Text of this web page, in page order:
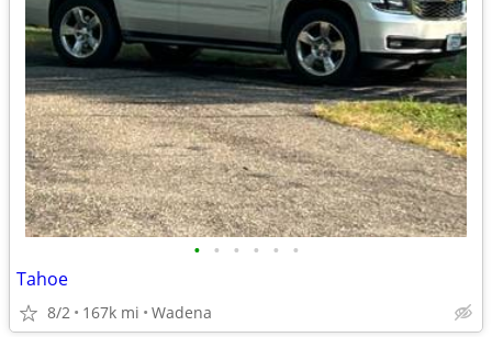
• • • • • •
Tahoe
8/2 167k mi Wadena